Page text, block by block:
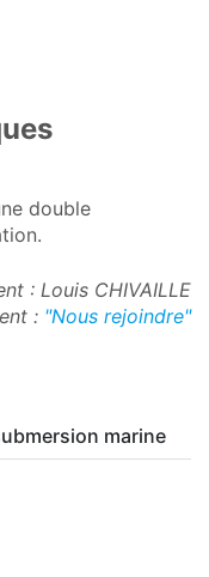
double
: Louis CHIVAILLE
: "Nous rejoindre"
marine